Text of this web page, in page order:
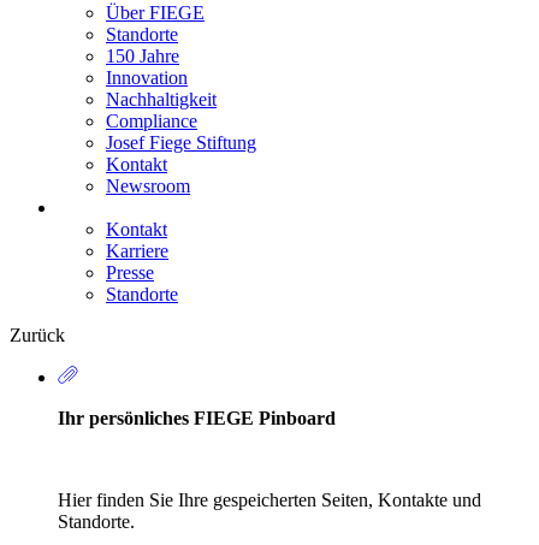
Über FIEGE
Standorte
150 Jahre
Innovation
Nachhaltigkeit
Compliance
Josef Fiege Stiftung
Kontakt
Newsroom
Secondary
Navigation
Kontakt
Karriere
Presse
Standorte
Zurück
Ihr persönliches FIEGE Pinboard
Hier finden Sie Ihre gespeicherten Seiten, Kontakte und
Standorte.